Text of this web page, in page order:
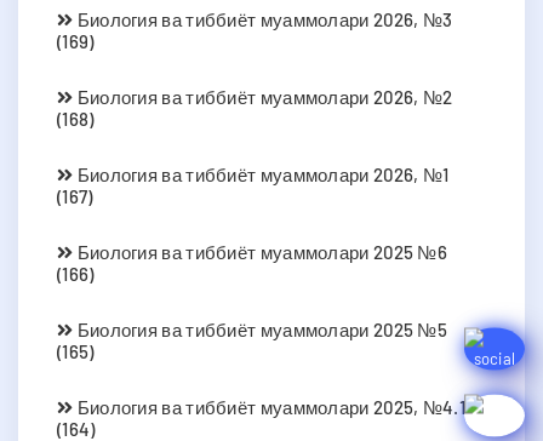
Биология ва тиббиёт муаммолари 2026, №3
(169)
Биология ва тиббиёт муаммолари 2026, №2
(168)
Биология ва тиббиёт муаммолари 2026, №1
(167)
Биология ва тиббиёт муаммолари 2025 №6
(166)
Биология ва тиббиёт муаммолари 2025 №5
(165)
Биология ва тиббиёт муаммолари 2025, №4.1
(164)